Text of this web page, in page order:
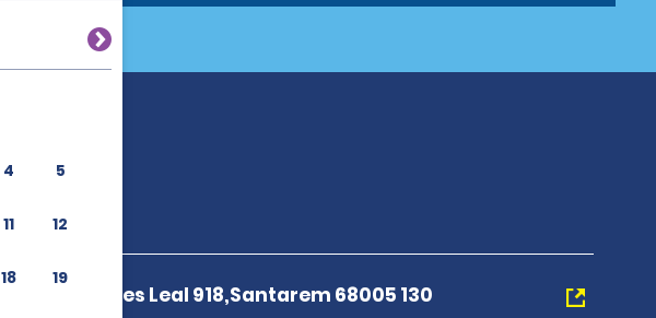
4 5
11 12
18 19
Avenida Borges Leal 918,Santarem 68005 130